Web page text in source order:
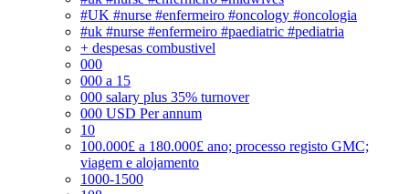
#UK #nurse #enfermeiro #oncology #oncologia
#uk #nurse #enfermeiro #paediatric #pediatria
+ despesas combustivel
000
000 a 15
000 salary plus 35% turnover
000 USD Per annum
10
100.000£ a 180.000£ ano; processo registo GMC;
viagem e alojamento
1000-1500